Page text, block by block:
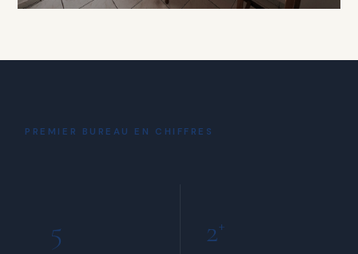
Coin Café
INCLUS POUR TOUS LES MEMBRES
PREMIER BUREAU EN CHIFFRES
5 2+